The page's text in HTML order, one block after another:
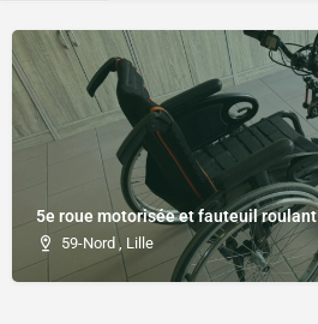
5e roue motorisée et fauteuil roulant
59-Nord , Lille